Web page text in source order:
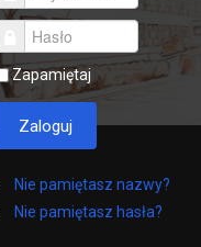
Zapamiętaj
Zaloguj
Nie pamiętasz nazwy?
Nie pamiętasz hasła?